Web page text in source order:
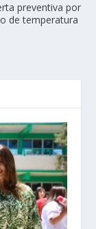
preventiva por
de temperatura